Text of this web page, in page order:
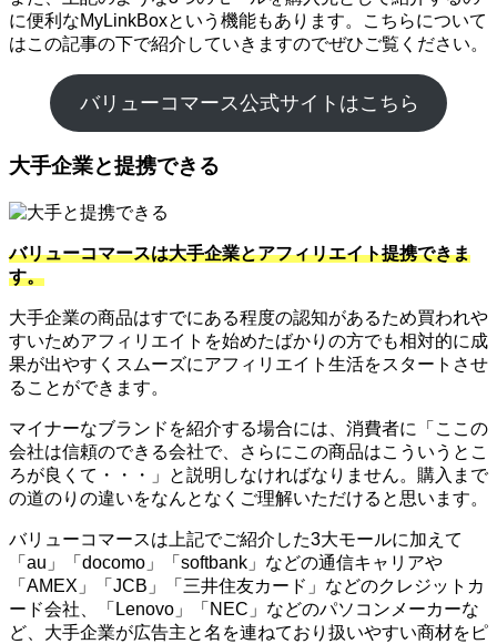
に便利なMyLinkBoxという機能もあります。こちらについて
はこの記事の下で紹介していきますのでぜひご覧ください。
バリューコマース公式サイトはこちら
大手企業と提携できる
バリューコマースは大手企業とアフィリエイト提携できま
す。
大手企業の商品はすでにある程度の認知があるため買われや
すいためアフィリエイトを始めたばかりの方でも相対的に成
果が出やすくスムーズにアフィリエイト生活をスタートさせ
ることができます。
マイナーなブランドを紹介する場合には、消費者に「ここの
会社は信頼のできる会社で、さらにこの商品はこういうとこ
ろが良くて・・・」と説明しなければなりません。購入まで
の道のりの違いをなんとなくご理解いただけると思います。
バリューコマースは上記でご紹介した3大モールに加えて
「au」「docomo」「softbank」などの通信キャリアや
「AMEX」「JCB」「三井住友カード」などのクレジットカ
ード会社、「Lenovo」「NEC」などのパソコンメーカーな
ど、大手企業が広告主と名を連ねており扱いやすい商材をピ